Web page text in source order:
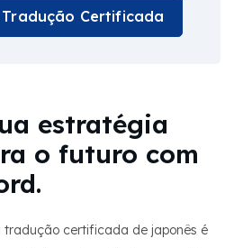
Certificada
estratégia
o futuro com
tradução certificada de japonês é